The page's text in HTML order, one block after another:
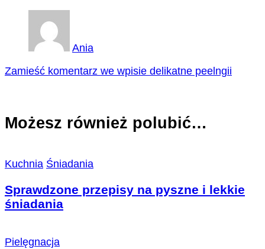
Ania
Zamieść komentarz we wpisie delikatne peelngii
Możesz również polubić…
Kuchnia Śniadania
Sprawdzone przepisy na pyszne i lekkie
śniadania
Pielęgnacja